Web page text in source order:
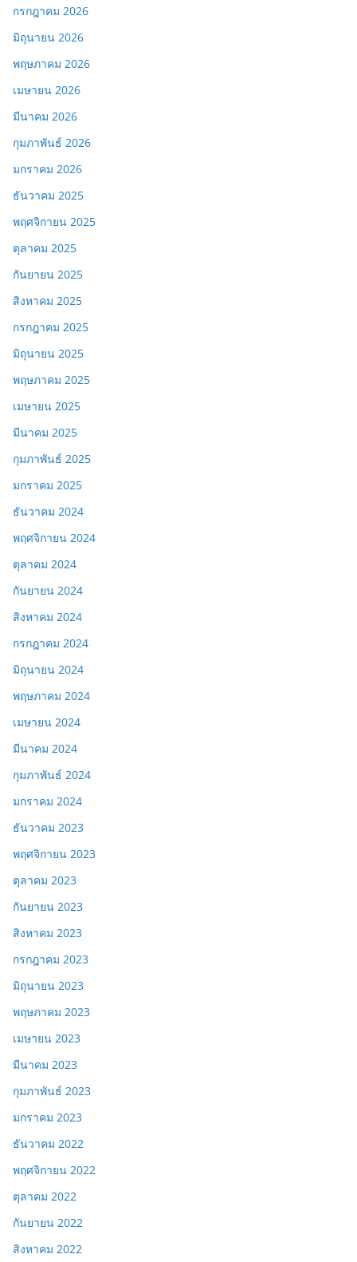
กรกฎาคม 2026
มิถุนายน 2026
พฤษภาคม 2026
เมษายน 2026
มีนาคม 2026
กุมภาพันธ์ 2026
มกราคม 2026
ธันวาคม 2025
พฤศจิกายน 2025
ตุลาคม 2025
กันยายน 2025
สิงหาคม 2025
กรกฎาคม 2025
มิถุนายน 2025
พฤษภาคม 2025
เมษายน 2025
มีนาคม 2025
กุมภาพันธ์ 2025
มกราคม 2025
ธันวาคม 2024
พฤศจิกายน 2024
ตุลาคม 2024
กันยายน 2024
สิงหาคม 2024
กรกฎาคม 2024
มิถุนายน 2024
พฤษภาคม 2024
เมษายน 2024
มีนาคม 2024
กุมภาพันธ์ 2024
มกราคม 2024
ธันวาคม 2023
พฤศจิกายน 2023
ตุลาคม 2023
กันยายน 2023
สิงหาคม 2023
กรกฎาคม 2023
มิถุนายน 2023
พฤษภาคม 2023
เมษายน 2023
มีนาคม 2023
กุมภาพันธ์ 2023
มกราคม 2023
ธันวาคม 2022
พฤศจิกายน 2022
ตุลาคม 2022
กันยายน 2022
สิงหาคม 2022